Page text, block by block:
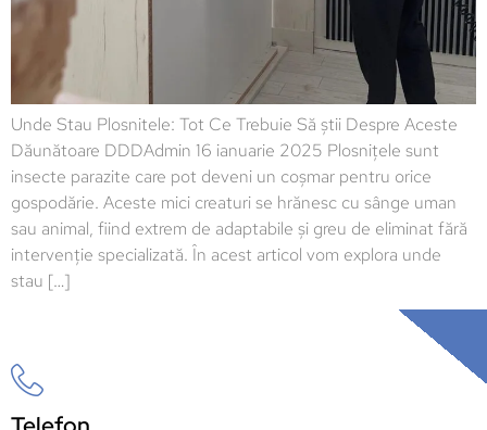
Unde Stau Plosnitele: Tot Ce Trebuie Să știi Despre Aceste
Dăunătoare DDDAdmin 16 ianuarie 2025 Plosnițele sunt
insecte parazite care pot deveni un coșmar pentru orice
gospodărie. Aceste mici creaturi se hrănesc cu sânge uman
sau animal, fiind extrem de adaptabile și greu de eliminat fără
intervenție specializată. În acest articol vom explora unde
stau […]